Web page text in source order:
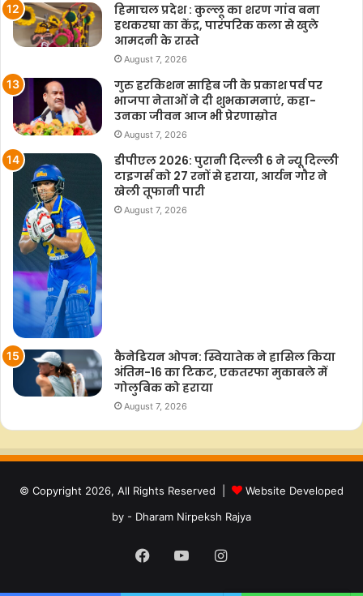
हिमाचल प्रदेश : कुल्लू का शरण गांव बना
हथकरघा का केंद्र, पारंपरिक कला से खुले
आमदनी के रास्ते
August 7, 2026
गुरु हरकिशन साहिब जी के प्रकाश पर्व पर
भाजपा नेताओं ने दी शुभकामनाएं, कहा-
उनका जीवन आज भी प्रेरणास्रोत
August 7, 2026
डीपीएल 2026: पुरानी दिल्ली 6 ने न्यू दिल्ली
टाइगर्स को 27 रनों से हराया, आर्यन गौर ने
खेली तूफानी पारी
August 7, 2026
कैनेडियन ओपन: स्वियातेक ने हासिल किया
अंतिम-16 का टिकट, एकतरफा मुकाबले में
गोलुबिक को हराया
August 7, 2026
© Copyright 2026, All Rights Reserved |
Website Developed
by - Dharam Nirpeksh Rajya
Facebook
YouTubeInstagram